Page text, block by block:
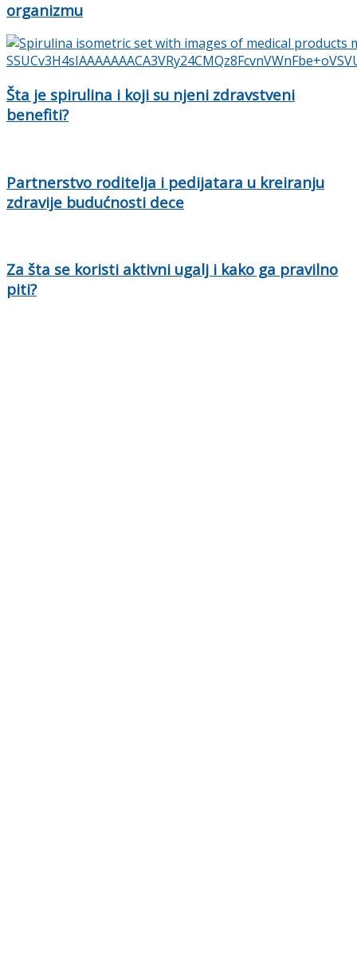
organizmu
Šta je spirulina i koji su njeni zdravstveni
benefiti?
Partnerstvo roditelja i pedijatara u kreiranju
zdravije budućnosti dece
Za šta se koristi aktivni ugalj i kako ga pravilno
piti?